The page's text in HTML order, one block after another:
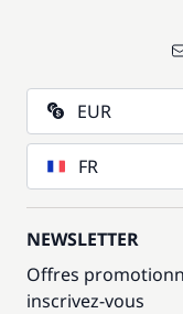
EUR
FR
NEWSLETTER
Offres
inscrivez-vous